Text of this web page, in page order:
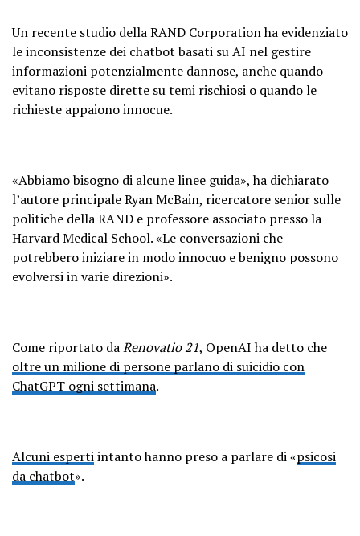
Un recente studio della RAND Corporation ha evidenziato
le inconsistenze dei chatbot basati su AI nel gestire
informazioni potenzialmente dannose, anche quando
evitano risposte dirette su temi rischiosi o quando le
richieste appaiono innocue.
«Abbiamo bisogno di alcune linee guida», ha dichiarato
l’autore principale Ryan McBain, ricercatore senior sulle
politiche della RAND e professore associato presso la
Harvard Medical School. «Le conversazioni che
potrebbero iniziare in modo innocuo e benigno possono
evolversi in varie direzioni».
Come riportato daRenovatio 21, OpenAI ha detto che
oltre un milione di persone parlano di suicidio con
ChatGPT ogni settimana.
Alcuni espertiintanto hanno preso a parlare di «psicosi
da chatbot».